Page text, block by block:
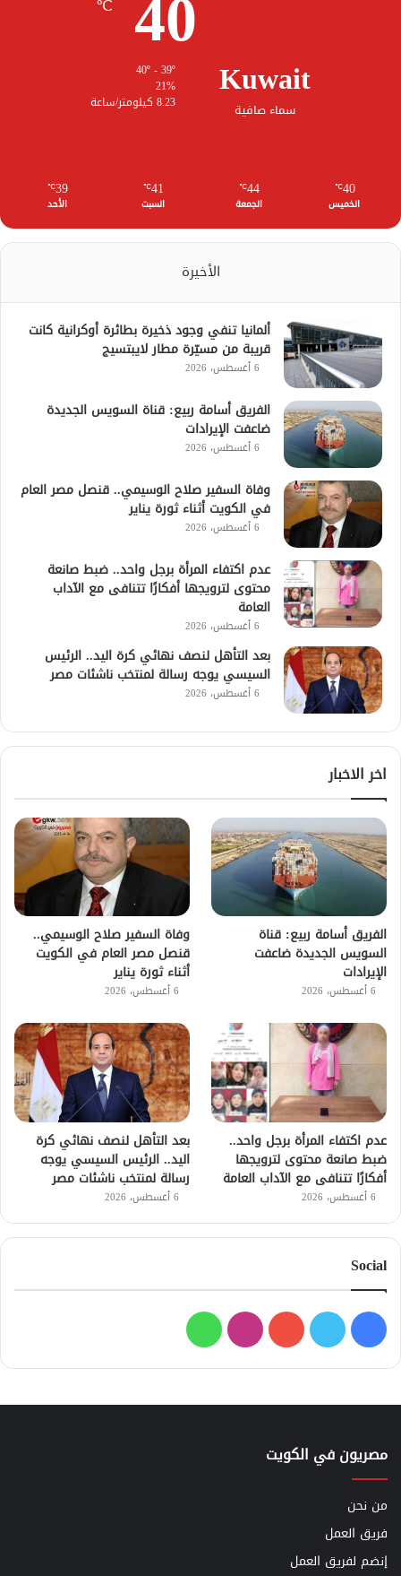
Kuwait
سماء صافية
21%
8.23 كيلومتر/ساعة
40
℃
الخميس
44
℃
الجمعة
41
℃
السبت
39
℃
الأحد
الأخيرة
ألمانيا تنفي وجود ذخيرة بطائرة أوكرانية كانت
قريبة من مسيّرة مطار لايبتسيج
6 أغسطس، 2026
الفريق أسامة ربيع: قناة السويس الجديدة
ضاعفت الإيرادات
6 أغسطس، 2026
وفاة السفير صلاح الوسيمي.. قنصل مصر العام
في الكويت أثناء ثورة يناير
6 أغسطس، 2026
عدم اكتفاء المرأة برجل واحد.. ضبط صانعة
محتوى لترويجها أفكارًا تتنافى مع الآداب
العامة
6 أغسطس، 2026
بعد التأهل لنصف نهائي كرة اليد.. الرئيس
السيسي يوجه رسالة لمنتخب ناشئات مصر
6 أغسطس، 2026
اخر الاخبار
الفريق أسامة ربيع: قناة
السويس الجديدة ضاعفت
الإيرادات
6 أغسطس، 2026
وفاة السفير صلاح الوسيمي..
قنصل مصر العام في الكويت
أثناء ثورة يناير
6 أغسطس، 2026
عدم اكتفاء المرأة برجل واحد..
ضبط صانعة محتوى لترويجها
أفكارًا تتنافى مع الآداب العامة
6 أغسطس، 2026
بعد التأهل لنصف نهائي كرة
اليد.. الرئيس السيسي يوجه
رسالة لمنتخب ناشئات مصر
6 أغسطس، 2026
Social
فيسبوك
تويتر يوتيوبانستقرامواتساب
مصريون في الكويت
من نحن
فريق العمل
إنضم لفريق العمل